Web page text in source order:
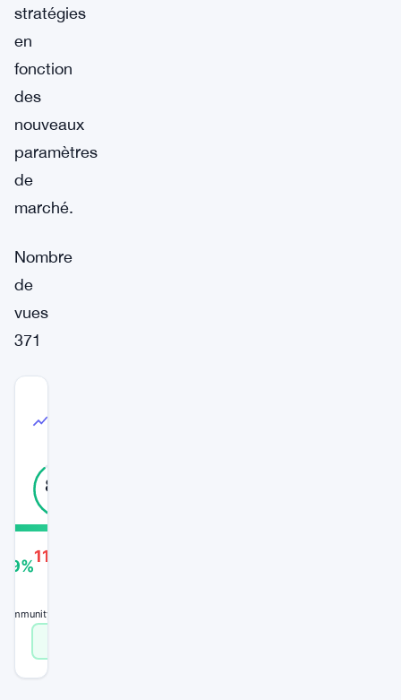
stratégies
en
fonction
des
nouveaux
paramètres
de
marché.
Nombre
de
vues
371
89
89%
11%
signals